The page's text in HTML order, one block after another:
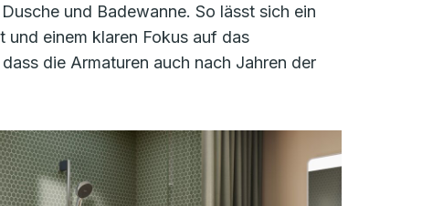
und Badewanne. So lässt sich ein
und einem klaren Fokus auf das
die Armaturen auch nach Jahren der